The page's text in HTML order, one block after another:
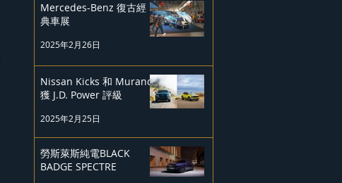
Mercedes-Benz 復古經
典車展
2025年2月26日
Nissan Kicks 和 Murano
獲 J.D. Power 評級
2025年2月25日
勞斯萊斯純電BLACK
BADGE SPECTRE